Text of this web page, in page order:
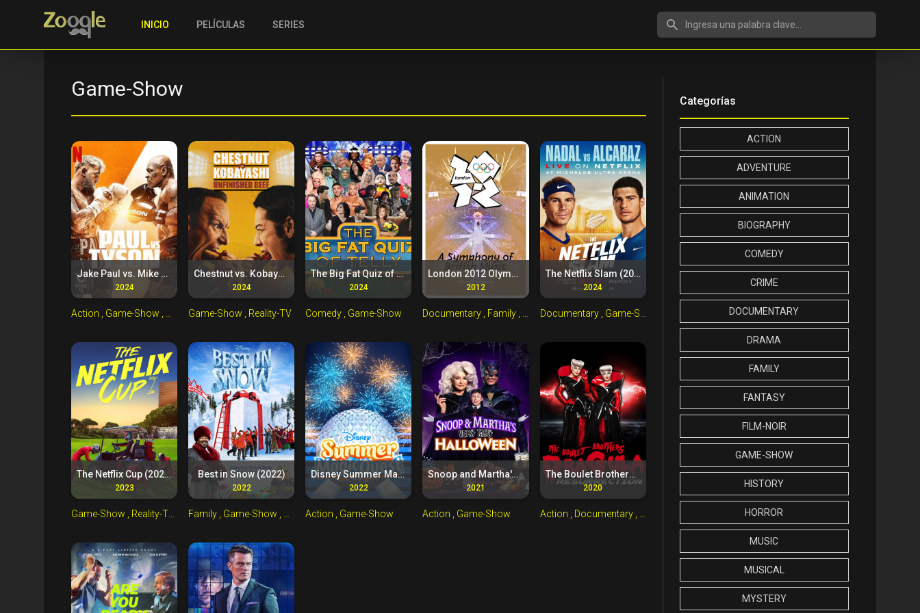
INICIO PELÍCULAS SERIES Search
Game-Show
Jake Paul vs. Mike Tyson (2024)
2024
Action , Game-Show , Sport
Chestnut vs. Kobayashi: Unfinished Beef (2024)
2024
Game-Show , Reality-TV
The Big Fat Quiz of Telly (2024)
2024
Comedy , Game-Show
London 2012 Olympic Closing Ceremony: A Symphony of British Music (2012)
2012
Documentary , Family , Music , Musical
The Netflix Slam (2024)
2024
Documentary , Game-Show , Sport
The Netflix Cup (2023)
2023
Game-Show , Reality-TV , Sport
Best in Snow (2022)
2022
Family , Game-Show , Reality-TV
Disney Summer Magic Quest (2022)
2022
Action , Game-Show
Snoop and Martha's Very Tasty Halloween (2021)
2021
Action , Game-Show
The Boulet Brothers' Dragula: Resurrection (2020)
2020
Action , Documentary , Game-Show , Reality-TV
Categorías
ACTION
ADVENTURE
ANIMATION
BIOGRAPHY
COMEDY
CRIME
DOCUMENTARY
DRAMA
FAMILY
FANTASY
FILM-NOIR
GAME-SHOW
HISTORY
HORROR
MUSIC
MUSICAL
MYSTERY